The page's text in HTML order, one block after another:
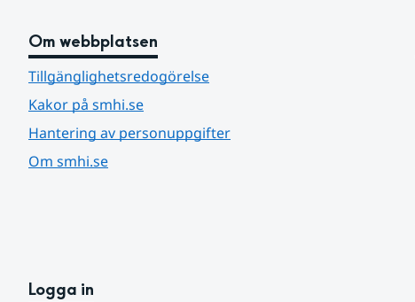
Om webbplatsen
Tillgänglighetsredogörelse
Kakor på smhi.se
Hantering av personuppgifter
Om smhi.se
Logga in